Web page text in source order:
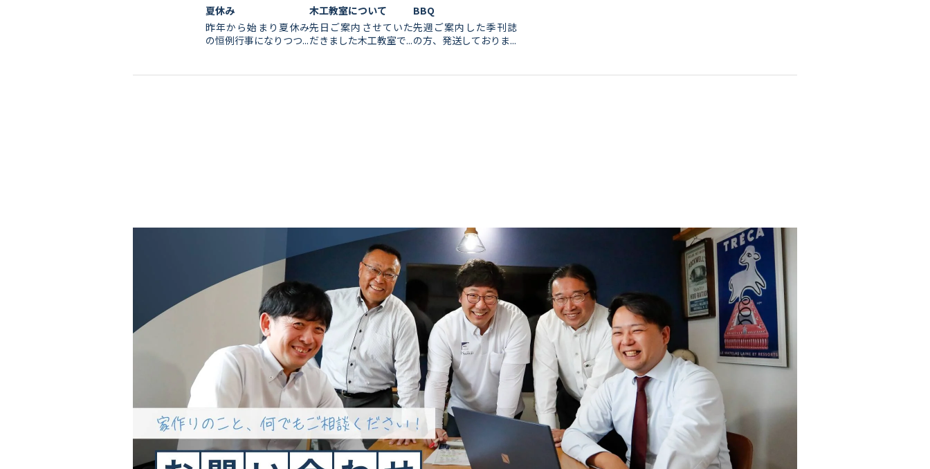
夏休み
昨年から始まり夏休み
の恒例行事になりつつ...
木工教室について
先日ご案内させていた
だきました木工教室で...
BBQ
先週ご案内した季刊誌
の方、発送しておりま...